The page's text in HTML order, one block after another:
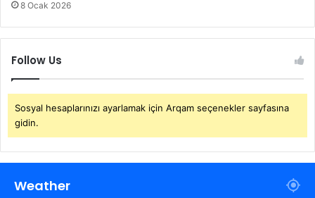
8 Ocak 2026
Follow Us
Sosyal hesaplarınızı ayarlamak için Arqam seçenekler sayfasına
gidin.
Weather